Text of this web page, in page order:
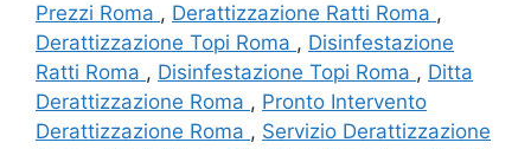
Prezzi Roma , Derattizzazione Ratti Roma ,
Derattizzazione Topi Roma , Disinfestazione
Ratti Roma , Disinfestazione Topi Roma , Ditta
Derattizzazione Roma , Pronto Intervento
Derattizzazione Roma , Servizio Derattizzazione